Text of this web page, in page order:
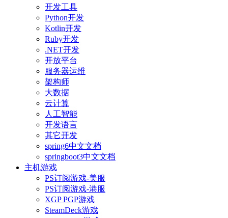
开发工具
Python开发
Kotlin开发
Ruby开发
.NET开发
开放平台
服务器运维
架构师
大数据
云计算
人工智能
开发语言
其它开发
spring6中文文档
springboot3中文文档
主机游戏
PS订阅游戏-美服
PS订阅游戏-港服
XGP PGP游戏
SteamDeck游戏